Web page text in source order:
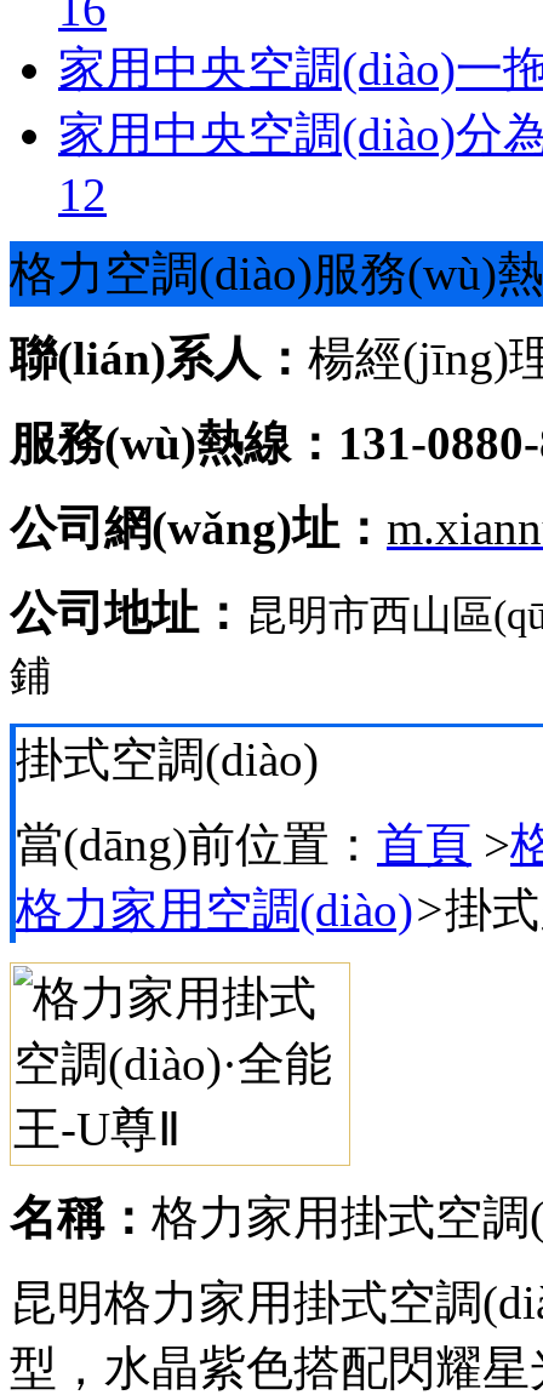
家用中央空調(diào)一
家用中央空調(diào)分
12
格力空調(diào)服務(wù)
聯(lián)系人： 楊經(jīng)
服務(wù)熱線：131-
公司網(wǎng)址：
公司地址： 昆明市西山區
鋪
掛式空調(diào)
當(dāng)前位置： 首頁 >
格力家用空調(diào)>掛
名稱： 格力家用掛式空調
昆明格力家用掛式空調
型，水晶紫色搭配閃耀星